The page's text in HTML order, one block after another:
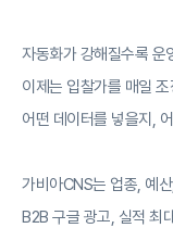
자동화가 강해질수록 운
이제는 입찰가를 매일
어떤 데이터를 넣을지,
가비아CNS는 업종, 예
B2B 구글 광고, 실적 최